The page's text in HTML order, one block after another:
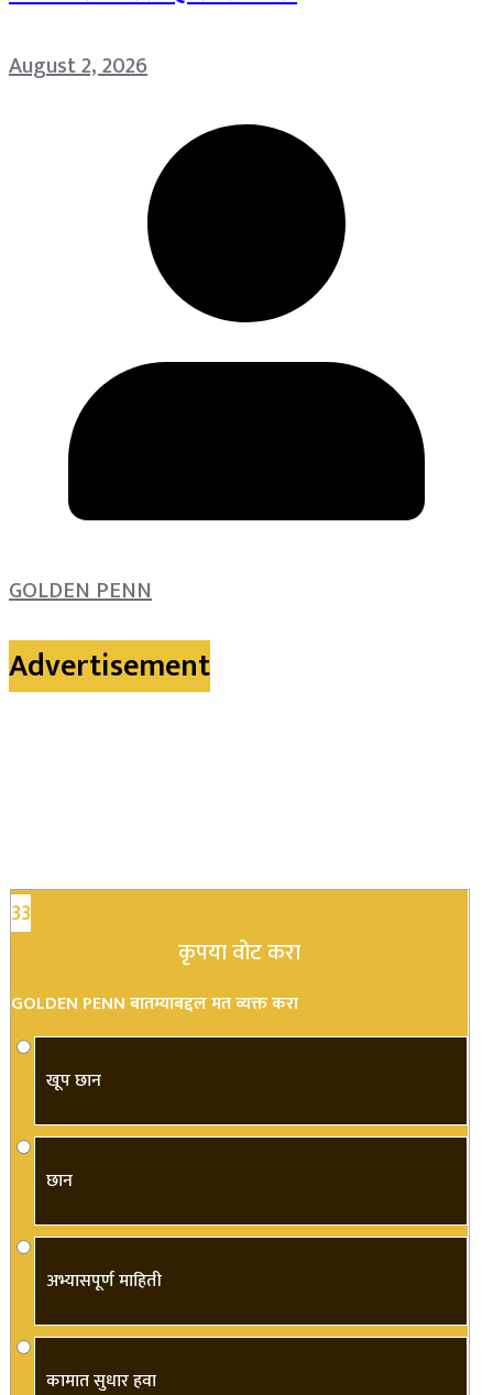
August 2, 2026
GOLDEN PENN
Advertisement
33
कृपया वोट करा
GOLDEN PENN बातम्याबद्दल मत व्यक्त करा
खूप छान
छान
अभ्यासपूर्ण माहिती
कामात सुधार हवा